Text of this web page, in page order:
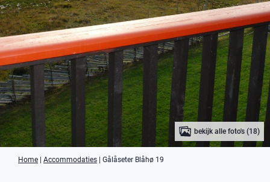
bekijk alle foto's (18)
Home Accommodaties Gålåseter Blåhø 19